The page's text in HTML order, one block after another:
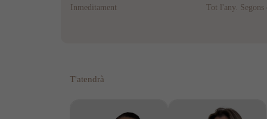
Inmeditament Tot l'any. Segons
T'atendrà